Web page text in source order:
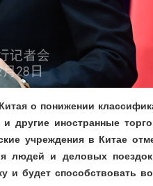
о понижении
и другие иностранные
учреждения в Китае
людей и деловых
и будет способствовать